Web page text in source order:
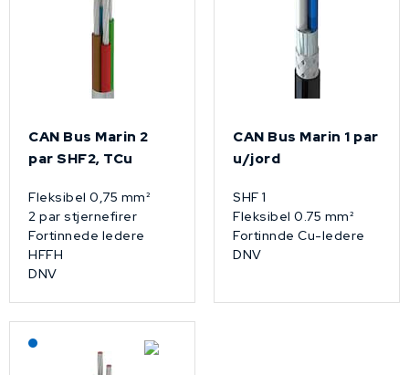
CAN Bus Marin 2
par SHF2, TCu
Fleksibel 0,75 mm²
2 par stjernefirer
Fortinnede ledere
HFFH
DNV
CAN Bus Marin 1 par
u/jord
SHF 1
Fleksibel 0.75 mm²
Fortinnde Cu-ledere
DNV
Lagerført: NEK Kabel